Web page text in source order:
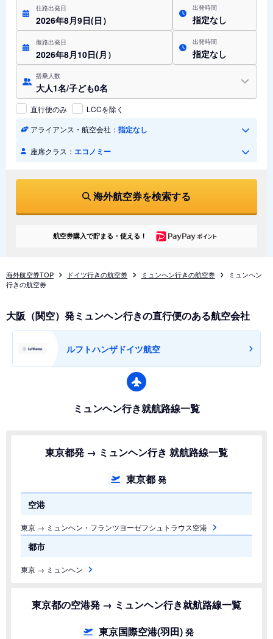
往路出発日
2026年8月9日(日）
出発時間
指定なし
復路出発日
2026年8月10日(月）
出発時間
指定なし
搭乗人数
大人1名/子ども0名
直行便のみ
LCCを除く
アライアンス・航空会社： 指定なし
座席クラス： エコノミー
海外航空券を検索する
航空券購入で貯まる・使える！
海外航空券TOP ドイツ行きの航空券 ミュンヘン行きの航空券
ミュンヘン
行きの航空券
大阪（関空）発ミュンヘン行きの直行便のある航空会社
ルフトハンザドイツ航空
ミュンヘン行き就航路線一覧
東京都発 → ミュンヘン行き 就航路線一覧
東京都 発
空港
東京 → ミュンヘン・フランツヨーゼフシュトラウス空港
都市
東京 → ミュンヘン
東京都の空港発 → ミュンヘン行き就航路線一覧
東京国際空港(羽田) 発